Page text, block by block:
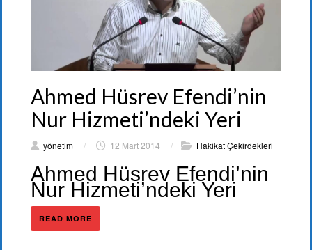
Ahmed Hüsrev Efendi’nin
Nur Hizmeti’ndeki Yeri
yönetim / 12 Mart 2014 / Hakikat Çekirdekleri
Ahmed Hüsrev Efendi’nin
Nur Hizmeti’ndeki Yeri
READ MORE